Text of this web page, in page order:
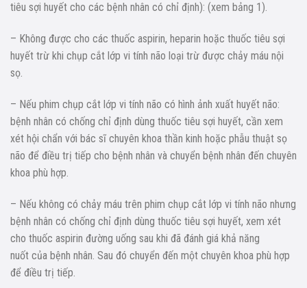
tiêu sợi huyết cho các bệnh nhân có chỉ định): (xem bảng 1).
– Không được cho các thuốc aspirin, heparin hoặc thuốc tiêu sợi
huyết trừ khi chụp cắt lớp vi tính não loại trừ được chảy máu nội
sọ.
– Nếu phim chụp cắt lớp vi tính não có hình ảnh xuất huyết não:
bệnh nhân có chống chỉ định dùng thuốc tiêu sợi huyết, cần xem
xét hội chẩn với bác sĩ chuyên khoa thần kinh hoặc phẫu thuật sọ
não để điều trị tiếp cho bệnh nhân và chuyển bệnh nhân đến chuyên
khoa phù hợp.
– Nếu không có chảy máu trên phim chụp cắt lớp vi tính não nhưng
bệnh nhân có chống chỉ định dùng thuốc tiêu sợi huyết, xem xét
cho thuốc aspirin đường uống sau khi đã đánh giá khả năng
nuốt của bệnh nhân. Sau đó chuyển đến một chuyên khoa phù hợp
để điều trị tiếp.